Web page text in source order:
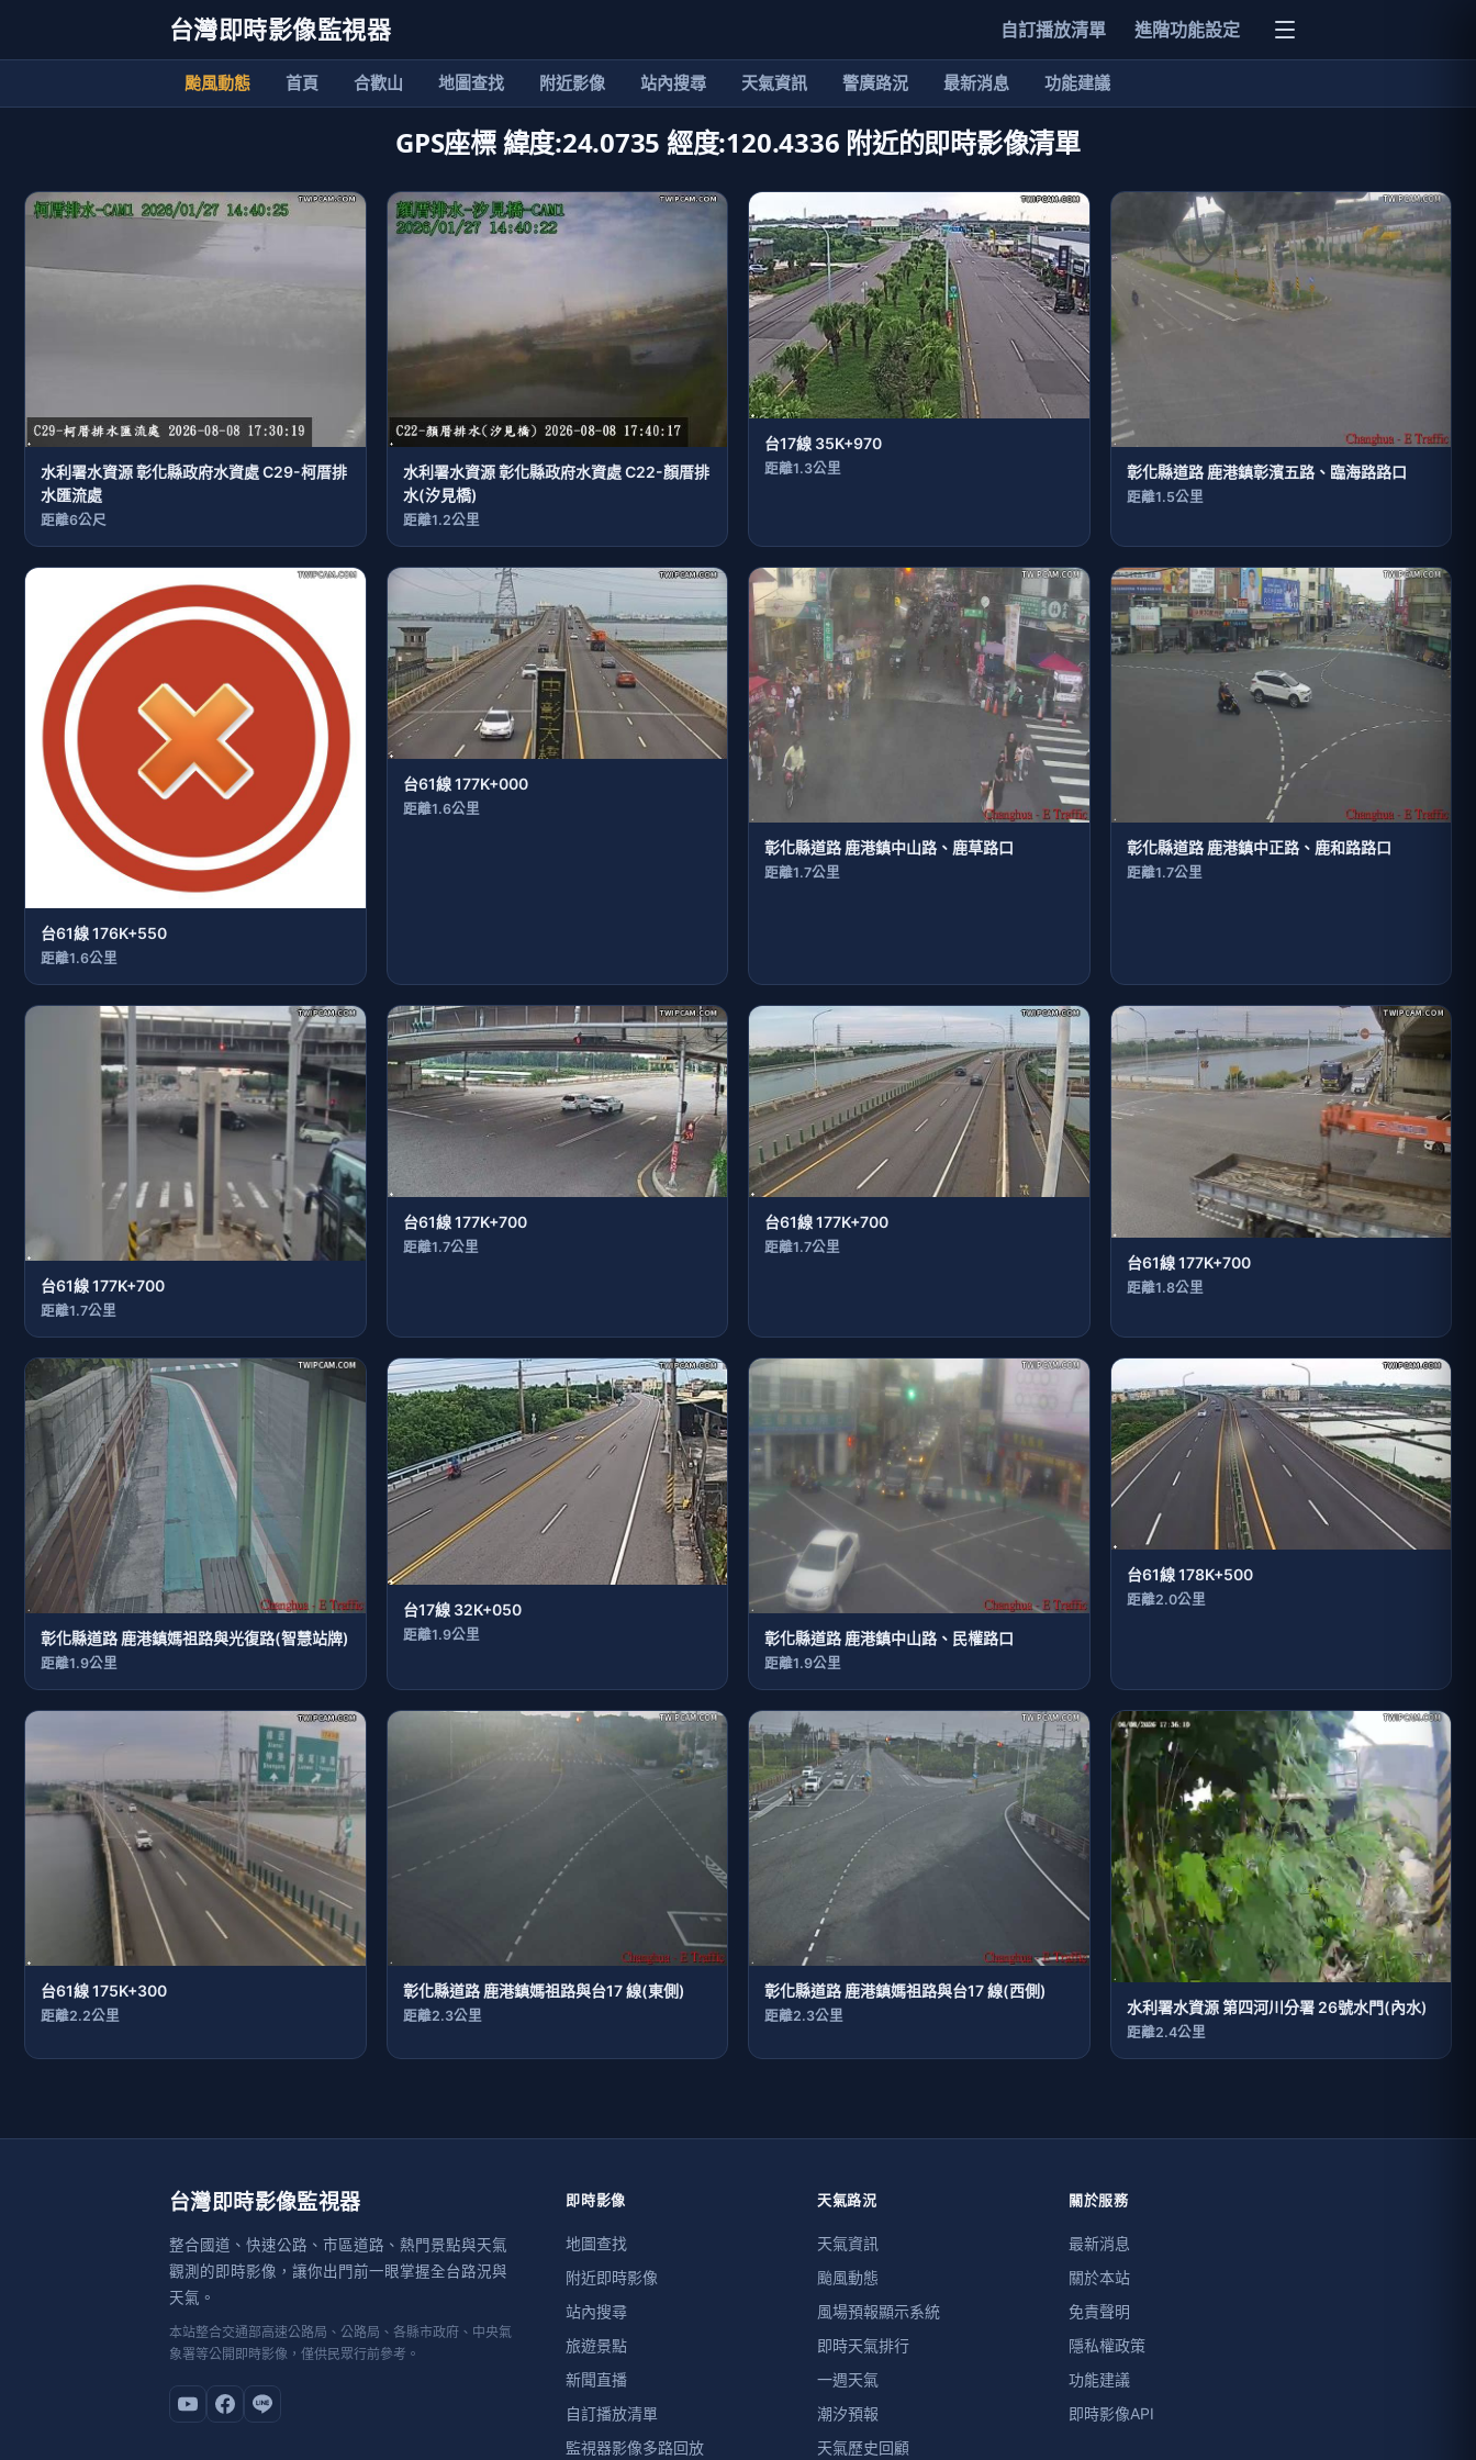
台灣即時影像監視器 自訂播放清單 進階功能設定
颱風動態 首頁 合歡山 地圖查找 附近影像 站內搜尋 天氣資訊 警廣路況 最新消息 功能建議
GPS座標 緯度:24.0735 經度:120.4336 附近的即時影像清單
水利署水資源 彰化縣政府水資處 C29-柯厝排
水匯流處
距離6公尺
水利署水資源 彰化縣政府水資處 C22-顏厝排
水(汐見橋)
距離1.2公里
台17線 35K+970
距離1.3公里 彰化縣道路 鹿港鎮彰濱五路、臨海路路口
距離1.5公里
台61線 176K+550
距離1.6公里
台61線 177K+000
距離1.6公里
彰化縣道路 鹿港鎮中山路、鹿草路口
距離1.7公里
彰化縣道路 鹿港鎮中正路、鹿和路路口
距離1.7公里
台61線 177K+700
距離1.7公里
台61線 177K+700
距離1.7公里
台61線 177K+700
距離1.7公里
台61線 177K+700
距離1.8公里
彰化縣道路 鹿港鎮媽祖路與光復路(智慧站牌)
距離1.9公里
台17線 32K+050
距離1.9公里 彰化縣道路 鹿港鎮中山路、民權路口
距離1.9公里
台61線 178K+500
距離2.0公里
台61線 175K+300
距離2.2公里
彰化縣道路 鹿港鎮媽祖路與台17 線(東側)
距離2.3公里
彰化縣道路 鹿港鎮媽祖路與台17 線(西側)
距離2.3公里 水利署水資源 第四河川分署 26號水門(內水)
距離2.4公里
台灣即時影像監視器
整合國道、快速公路、市區道路、熱門景點與天氣
觀測的即時影像，讓你出門前一眼掌握全台路況與
天氣。
本站整合交通部高速公路局、公路局、各縣市政府、中央氣
象署等公開即時影像，僅供民眾行前參考。
即時影像
地圖查找
附近即時影像
站內搜尋
旅遊景點
新聞直播
自訂播放清單
監視器影像多路回放
天氣路況
天氣資訊
颱風動態
風場預報顯示系統
即時天氣排行
一週天氣
潮汐預報
天氣歷史回顧
關於服務
最新消息
關於本站
免責聲明
隱私權政策
功能建議
即時影像API